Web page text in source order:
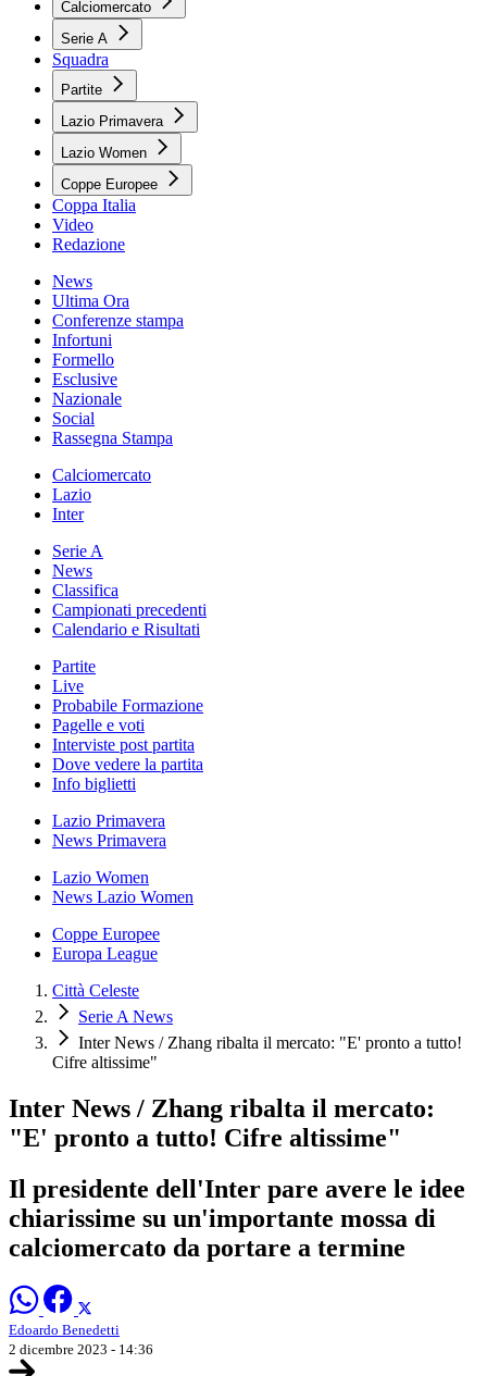
Calciomercato
Serie A
Squadra
Partite
Lazio Primavera
Lazio Women
Coppe Europee
Coppa Italia
Video
Redazione
News
Ultima Ora
Conferenze stampa
Infortuni
Formello
Esclusive
Nazionale
Social
Rassegna Stampa
Calciomercato
Lazio
Inter
Serie A
News
Classifica
Campionati precedenti
Calendario e Risultati
Partite
Live
Probabile Formazione
Pagelle e voti
Interviste post partita
Dove vedere la partita
Info biglietti
Lazio Primavera
News Primavera
Lazio Women
News Lazio Women
Coppe Europee
Europa League
Città Celeste
Serie A News
Inter News / Zhang ribalta il mercato: "E' pronto a tutto!
Cifre altissime"
Inter News / Zhang ribalta il mercato:
"E' pronto a tutto! Cifre altissime"
Il presidente dell'Inter pare avere le idee
chiarissime su un'importante mossa di
calciomercato da portare a termine
Edoardo Benedetti
2 dicembre 2023 - 14:36